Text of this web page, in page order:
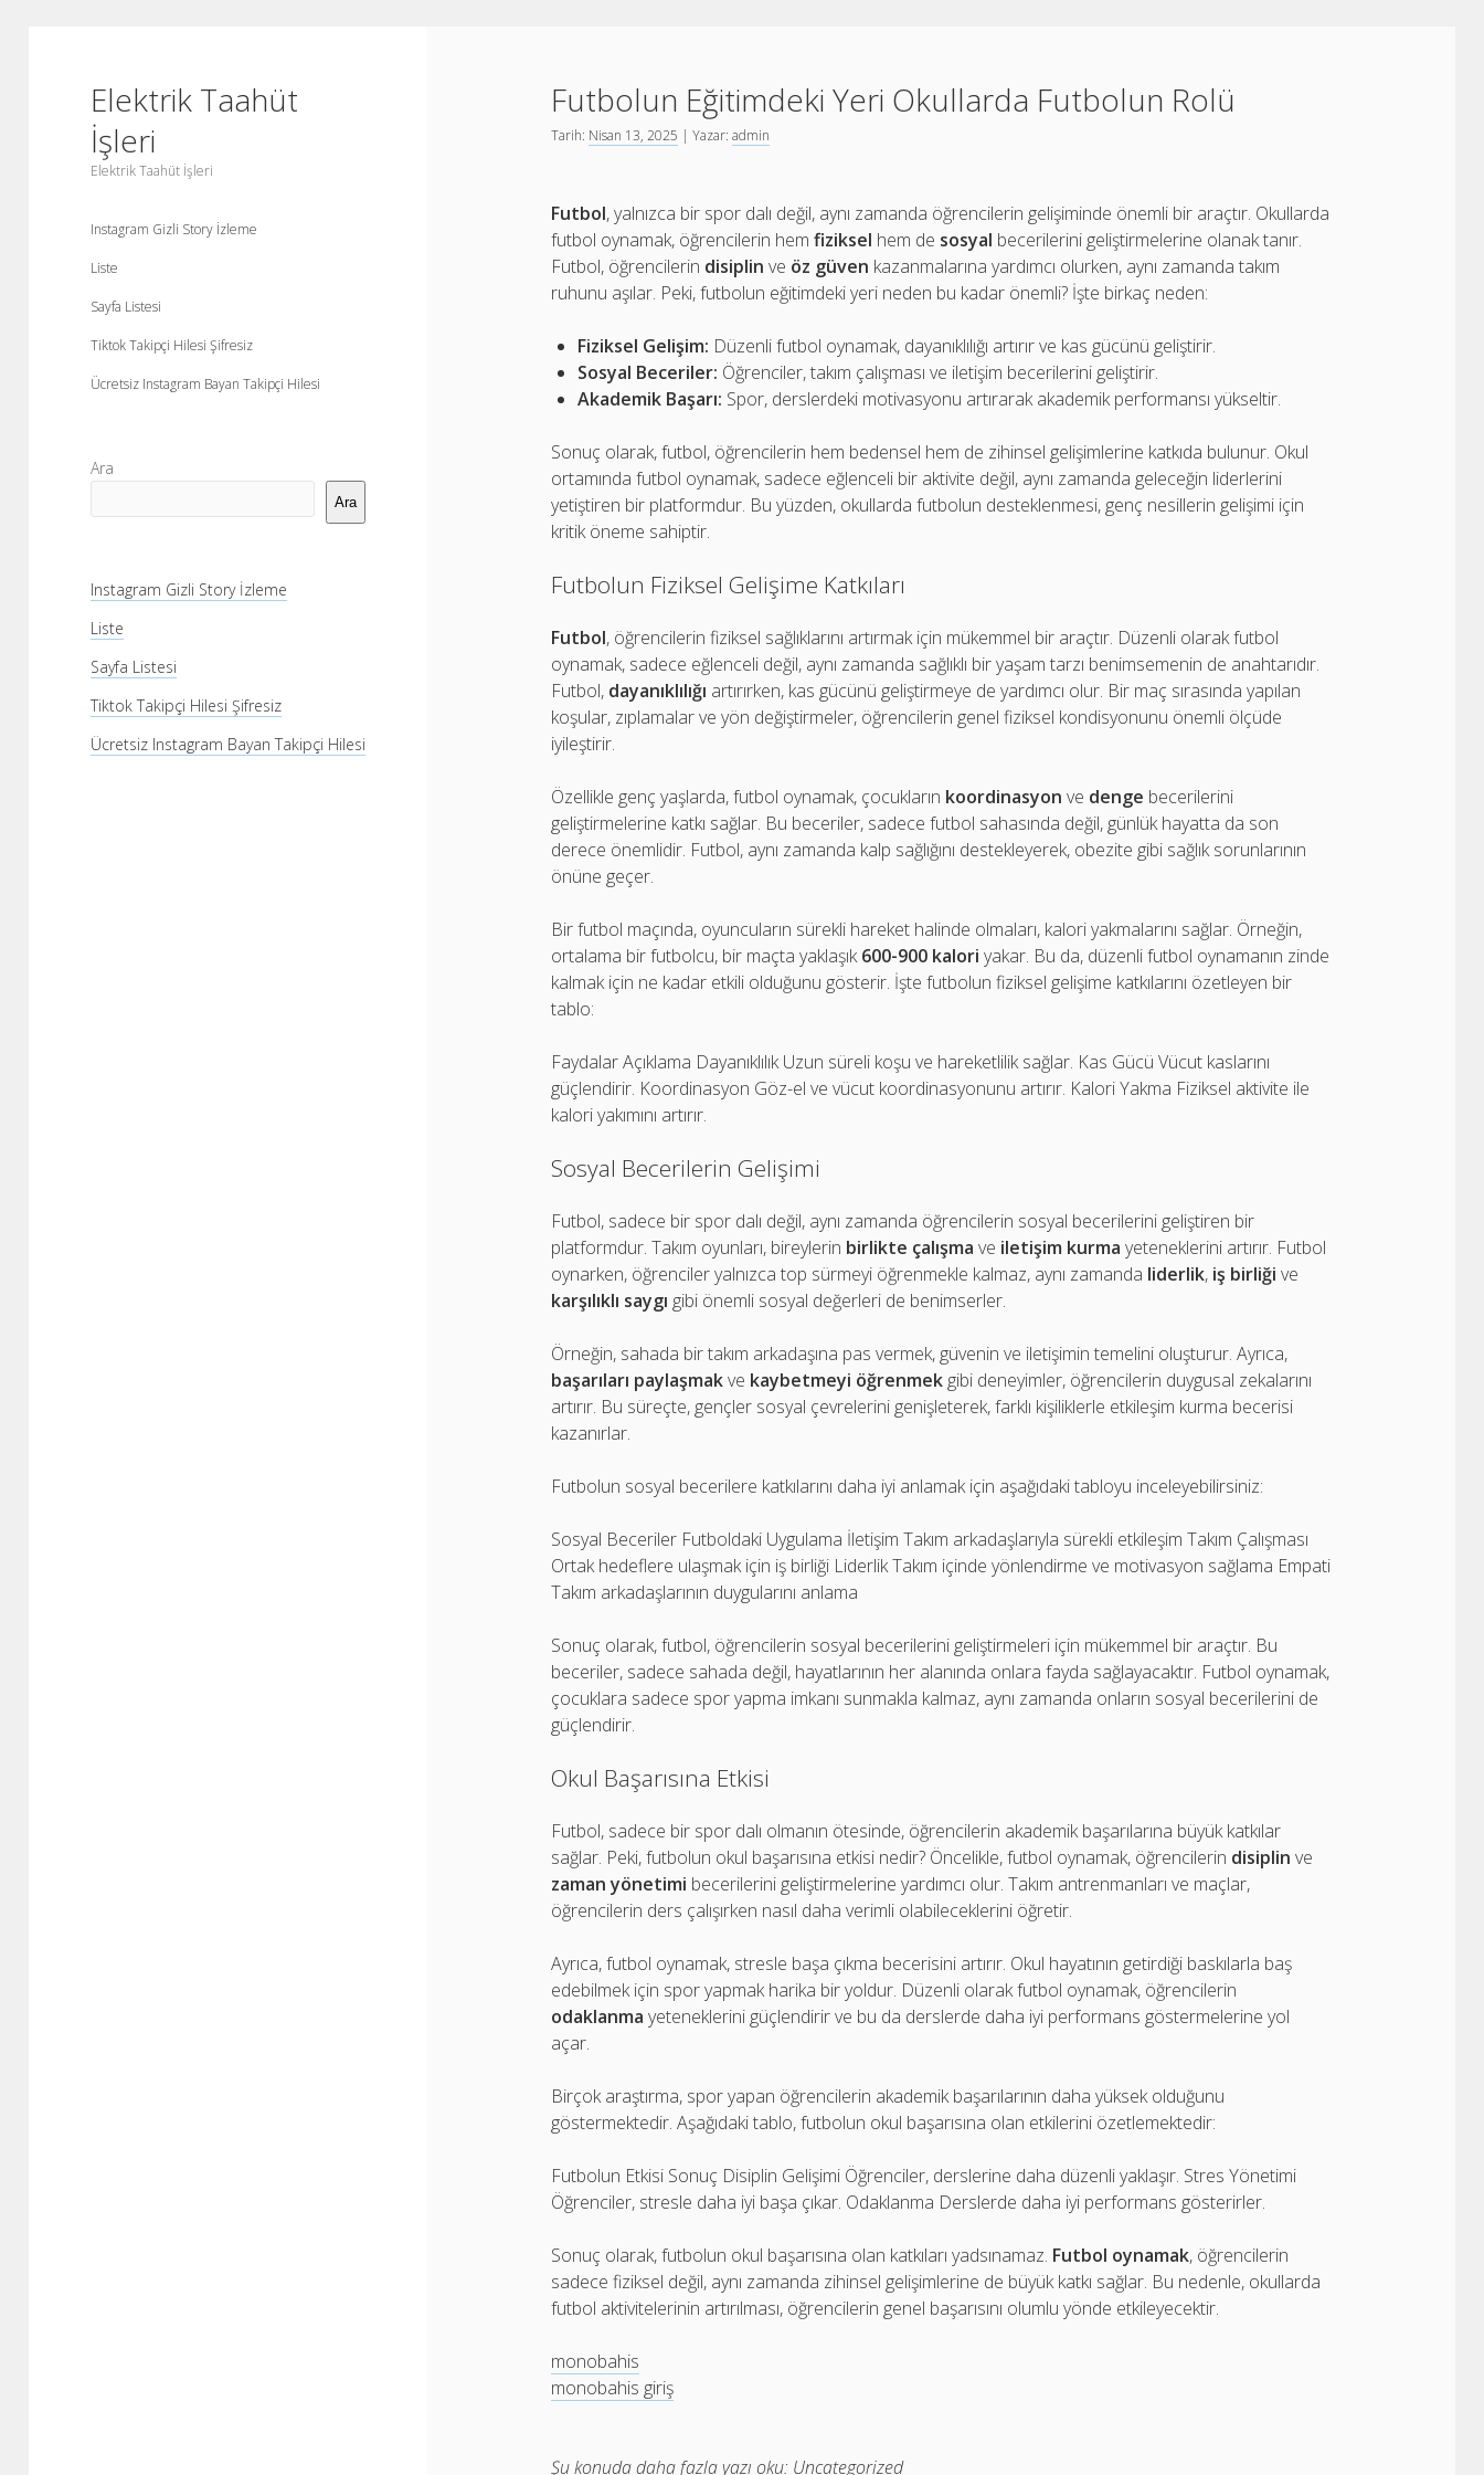
Elektrik Taahüt
İşleri
Elektrik Taahüt İşleri
Instagram Gizli Story İzleme
Liste
Sayfa Listesi
Tiktok Takipçi Hilesi Şifresiz
Ücretsiz Instagram Bayan Takipçi Hilesi
Yan
Menü
Ara
Ara
Instagram Gizli Story İzleme
Liste
Sayfa Listesi
Tiktok Takipçi Hilesi Şifresiz
Ücretsiz Instagram Bayan Takipçi Hilesi
Futbolun Eğitimdeki Yeri Okullarda Futbolun Rolü
Tarih: Nisan 13, 2025 | Yazar:admin
Futbol, yalnızca bir spor dalı değil, aynı zamanda öğrencilerin gelişiminde önemli bir araçtır. Okullarda
futbol oynamak, öğrencilerin hemfiziksel hem de sosyal becerilerini geliştirmelerine olanak tanır.
Futbol, öğrencilerin disiplin ve öz güven kazanmalarına yardımcı olurken, aynı zamanda takım
ruhunu aşılar. Peki, futbolun eğitimdeki yeri neden bu kadar önemli? İşte birkaç neden:
Fiziksel Gelişim: Düzenli futbol oynamak, dayanıklılığı artırır ve kas gücünü geliştirir.
Sosyal Beceriler: Öğrenciler, takım çalışması ve iletişim becerilerini geliştirir.
Akademik Başarı: Spor, derslerdeki motivasyonu artırarak akademik performansı yükseltir.
Sonuç olarak, futbol, öğrencilerin hem bedensel hem de zihinsel gelişimlerine katkıda bulunur. Okul
ortamında futbol oynamak, sadece eğlenceli bir aktivite değil, aynı zamanda geleceğin liderlerini
yetiştiren bir platformdur. Bu yüzden, okullarda futbolun desteklenmesi, genç nesillerin gelişimi için
kritik öneme sahiptir.
Futbolun Fiziksel Gelişime Katkıları
Futbol, öğrencilerin fiziksel sağlıklarını artırmak için mükemmel bir araçtır. Düzenli olarak futbol
oynamak, sadece eğlenceli değil, aynı zamanda sağlıklı bir yaşam tarzı benimsemenin de anahtarıdır.
Futbol, dayanıklılığı artırırken, kas gücünü geliştirmeye de yardımcı olur. Bir maç sırasında yapılan
koşular, zıplamalar ve yön değiştirmeler, öğrencilerin genel fiziksel kondisyonunu önemli ölçüde
iyileştirir.
Özellikle genç yaşlarda, futbol oynamak, çocukların koordinasyon ve denge becerilerini
geliştirmelerine katkı sağlar. Bu beceriler, sadece futbol sahasında değil, günlük hayatta da son
derece önemlidir. Futbol, aynı zamanda kalp sağlığını destekleyerek, obezite gibi sağlık sorunlarının
önüne geçer.
Bir futbol maçında, oyuncuların sürekli hareket halinde olmaları, kalori yakmalarını sağlar. Örneğin,
ortalama bir futbolcu, bir maçta yaklaşık600-900 kalori yakar. Bu da, düzenli futbol oynamanın zinde
kalmak için ne kadar etkili olduğunu gösterir. İşte futbolun fiziksel gelişime katkılarını özetleyen bir
tablo:
Faydalar Açıklama Dayanıklılık Uzun süreli koşu ve hareketlilik sağlar. Kas Gücü Vücut kaslarını
güçlendirir. Koordinasyon Göz-el ve vücut koordinasyonunu artırır. Kalori Yakma Fiziksel aktivite ile
kalori yakımını artırır.
Sosyal Becerilerin Gelişimi
Futbol, sadece bir spor dalı değil, aynı zamanda öğrencilerin sosyal becerilerini geliştiren bir
platformdur. Takım oyunları, bireylerin birlikte çalışma ve iletişim kurma yeteneklerini artırır. Futbol
oynarken, öğrenciler yalnızca top sürmeyi öğrenmekle kalmaz, aynı zamanda liderlik, iş birliği ve
karşılıklı saygı gibi önemli sosyal değerleri de benimserler.
Örneğin, sahada bir takım arkadaşına pas vermek, güvenin ve iletişimin temelini oluşturur. Ayrıca,
başarıları paylaşmakve kaybetmeyi öğrenmek gibi deneyimler, öğrencilerin duygusal zekalarını
artırır. Bu süreçte, gençler sosyal çevrelerini genişleterek, farklı kişiliklerle etkileşim kurma becerisi
kazanırlar.
Futbolun sosyal becerilere katkılarını daha iyi anlamak için aşağıdaki tabloyu inceleyebilirsiniz:
Sosyal Beceriler Futboldaki Uygulama İletişim Takım arkadaşlarıyla sürekli etkileşim Takım Çalışması
Ortak hedeflere ulaşmak için iş birliği Liderlik Takım içinde yönlendirme ve motivasyon sağlama Empati
Takım arkadaşlarının duygularını anlama
Sonuç olarak, futbol, öğrencilerin sosyal becerilerini geliştirmeleri için mükemmel bir araçtır. Bu
beceriler, sadece sahada değil, hayatlarının her alanında onlara fayda sağlayacaktır. Futbol oynamak,
çocuklara sadece spor yapma imkanı sunmakla kalmaz, aynı zamanda onların sosyal becerilerini de
güçlendirir.
Okul Başarısına Etkisi
Futbol, sadece bir spor dalı olmanın ötesinde, öğrencilerin akademik başarılarına büyük katkılar
sağlar. Peki, futbolun okul başarısına etkisi nedir? Öncelikle, futbol oynamak, öğrencilerin disiplin ve
zaman yönetimi becerilerini geliştirmelerine yardımcı olur. Takım antrenmanları ve maçlar,
öğrencilerin ders çalışırken nasıl daha verimli olabileceklerini öğretir.
Ayrıca, futbol oynamak, stresle başa çıkma becerisini artırır. Okul hayatının getirdiği baskılarla baş
edebilmek için spor yapmak harika bir yoldur. Düzenli olarak futbol oynamak, öğrencilerin
odaklanma yeteneklerini güçlendirir ve bu da derslerde daha iyi performans göstermelerine yol
açar.
Birçok araştırma, spor yapan öğrencilerin akademik başarılarının daha yüksek olduğunu
göstermektedir. Aşağıdaki tablo, futbolun okul başarısına olan etkilerini özetlemektedir:
Futbolun Etkisi Sonuç Disiplin Gelişimi Öğrenciler, derslerine daha düzenli yaklaşır. Stres Yönetimi
Öğrenciler, stresle daha iyi başa çıkar. Odaklanma Derslerde daha iyi performans gösterirler.
Sonuç olarak, futbolun okul başarısına olan katkıları yadsınamaz. Futbol oynamak, öğrencilerin
sadece fiziksel değil, aynı zamanda zihinsel gelişimlerine de büyük katkı sağlar. Bu nedenle, okullarda
futbol aktivitelerinin artırılması, öğrencilerin genel başarısını olumlu yönde etkileyecektir.
monobahis
monobahis giriş
Şu konuda daha fazla yazı oku: Uncategorized